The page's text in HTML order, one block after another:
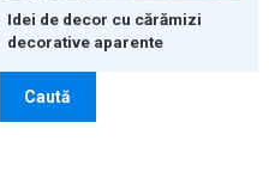
Idei de decor cu cărămizi
decorative aparente